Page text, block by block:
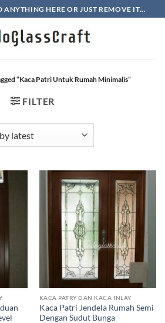
ANYTHING HERE OR JUST REMOVE IT...
“Kaca Patri Untuk Rumah Minimalis”
FILTER
KACA PATRY DAN KACA INLAY
Kaca Patri Jendela Rumah Semi
Dengan Sudut Bunga